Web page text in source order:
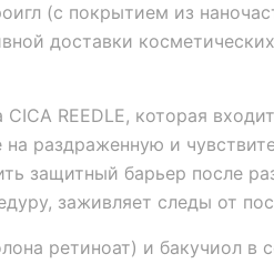
(с покрытием из
доставки
REEDLE, которая
раздраженную и
защитный барьер после
заживляет следы от
ретиноат) и бакучиол в